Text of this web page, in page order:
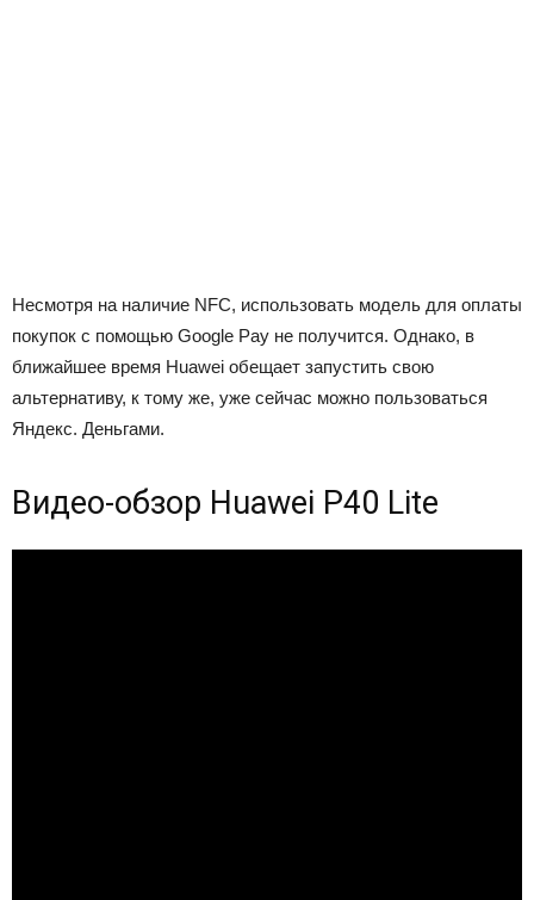
Несмотря на наличие NFC, использовать модель для оплаты
покупок с помощью Google Pay не получится. Однако, в
ближайшее время Huawei обещает запустить свою
альтернативу, к тому же, уже сейчас можно пользоваться
Яндекс. Деньгами.
Видео-обзор Huawei P40 Lite